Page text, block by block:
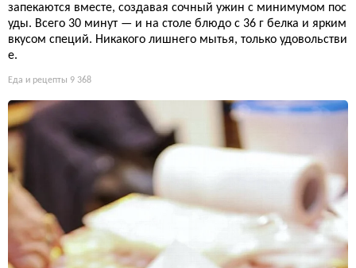
запекаются вместе, создавая сочный ужин с минимумом пос
уды. Всего 30 минут — и на столе блюдо с 36 г белка и ярким
вкусом специй. Никакого лишнего мытья, только удовольстви
е.
Еда и рецепты 9 368